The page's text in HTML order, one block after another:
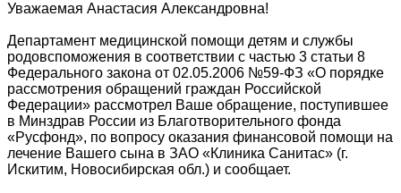
Уважаемая Анастасия Александровна!
Департамент медицинской помощи детям и службы
родовспоможения в соответствии с частью 3 статьи 8
Федерального закона от 02.05.2006 №59-ФЗ «О порядке
рассмотрения обращений граждан Российской
Федерации» рассмотрел Ваше обращение, поступившее
в Минздрав России из Благотворительного фонда
«Русфонд», по вопросу оказания финансовой помощи на
лечение Вашего сына в ЗАО «Клиника Санитас» (г.
Искитим, Новосибирская обл.) и сообщает.